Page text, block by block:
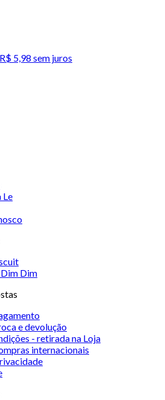
R$ 5,98 sem juros
Le
Dim
e devolução
- retirada na Loja
internacionais